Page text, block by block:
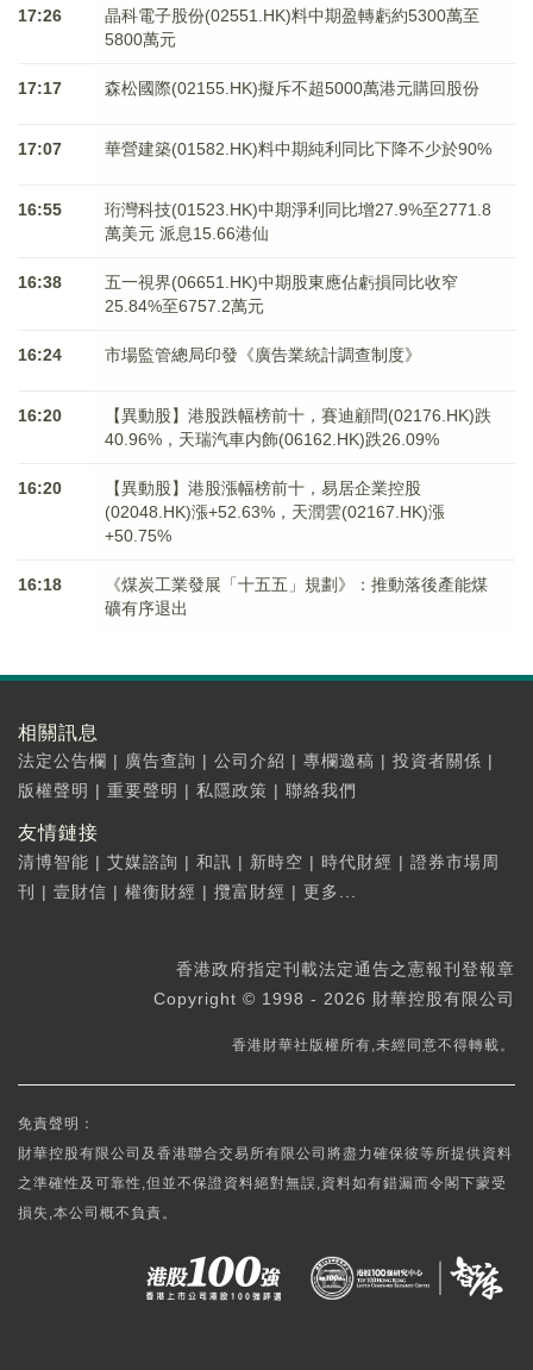
17:26
晶科電子股份(02551.HK)料中期盈轉虧約5300萬至
5800萬元
17:17 森松國際(02155.HK)擬斥不超5000萬港元購回股份
17:07 華營建築(01582.HK)料中期純利同比下降不少於90%
16:55
珩灣科技(01523.HK)中期淨利同比增27.9%至2771.8
萬美元 派息15.66港仙
16:38
五一視界(06651.HK)中期股東應佔虧損同比收窄
25.84%至6757.2萬元
16:24 市場監管總局印發《廣告業統計調查制度》
16:20
【異動股】港股跌幅榜前十，賽迪顧問(02176.HK)跌
40.96%，天瑞汽車内飾(06162.HK)跌26.09%
16:20
【異動股】港股漲幅榜前十，易居企業控股
(02048.HK)漲+52.63%，天潤雲(02167.HK)漲
+50.75%
16:18
《煤炭工業發展「十五五」規劃》：推動落後產能煤
礦有序退出
相關訊息
法定公告欄 | 廣告查詢 | 公司介紹 | 專欄邀稿 | 投資者關係 |
版權聲明 | 重要聲明 | 私隱政策 | 聯絡我們
友情鏈接
清博智能 | 艾媒諮詢 | 和訊 | 新時空 | 時代財經 | 證券市場周
刊 | 壹財信 | 權衡財經 | 攬富財經 | 更多...
香港政府指定刊載法定通告之憲報刊登報章
Copyright © 1998 - 2026 財華控股有限公司
香港財華社版權所有,未經同意不得轉載。
免責聲明：
財華控股有限公司及香港聯合交易所有限公司將盡力確保彼等所提供資料
之準確性及可靠性,但並不保證資料絕對無誤,資料如有錯漏而令閣下蒙受
損失,本公司概不負責。